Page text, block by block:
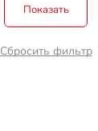
Показать
Сбросить фильтр